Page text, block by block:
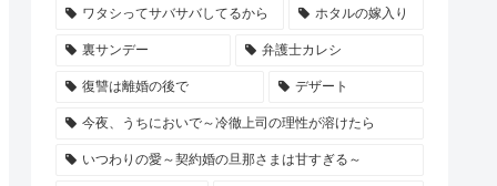
ワタシってサバサバしてるから ホタルの嫁入り
裏サンデー 弁護士カレシ
復讐は離婚の後で デザート
今夜、うちにおいで～冷徹上司の理性が溶けたら
いつわりの愛～契約婚の旦那さまは甘すぎる～